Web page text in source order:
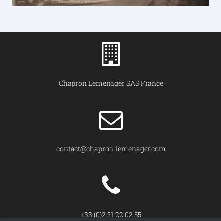
Chapron Lemenager SAS France
contact@chapron-lemenager.com
+33 (0)2 31 22 02 55